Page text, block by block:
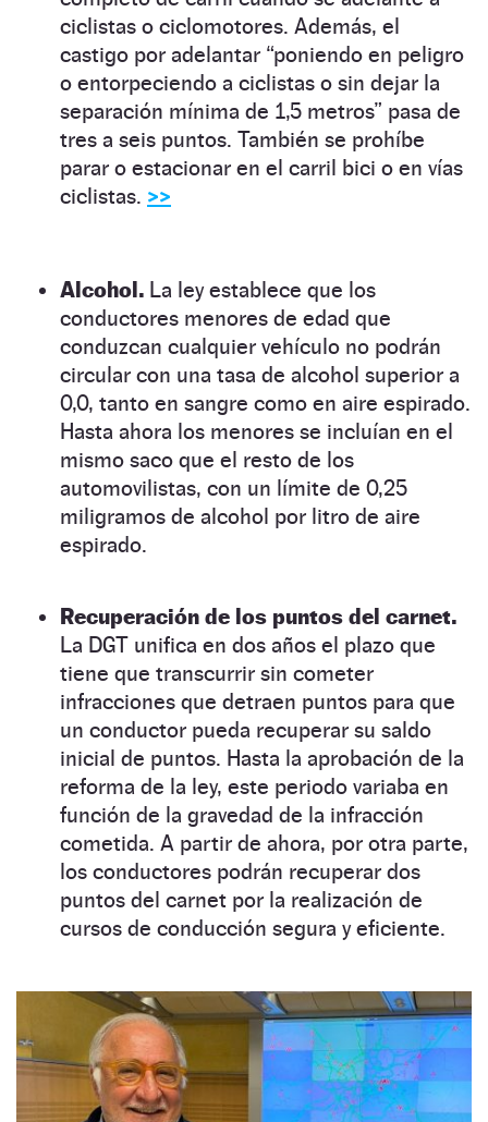
ciclistas o ciclomotores. Además, el
castigo por adelantar “poniendo en peligro
o entorpeciendo a ciclistas o sin dejar la
separación mínima de 1,5 metros” pasa de
tres a seis puntos. También se prohíbe
parar o estacionar en el carril bici o en vías
ciclistas. >>
Alcohol. La ley establece que los
conductores menores de edad que
conduzcan cualquier vehículo no podrán
circular con una tasa de alcohol superior a
0,0, tanto en sangre como en aire espirado.
Hasta ahora los menores se incluían en el
mismo saco que el resto de los
automovilistas, con un límite de 0,25
miligramos de alcohol por litro de aire
espirado.
Recuperación de los puntos del carnet.
La DGT unifica en dos años el plazo que
tiene que transcurrir sin cometer
infracciones que detraen puntos para que
un conductor pueda recuperar su saldo
inicial de puntos. Hasta la aprobación de la
reforma de la ley, este periodo variaba en
función de la gravedad de la infracción
cometida. A partir de ahora, por otra parte,
los conductores podrán recuperar dos
puntos del carnet por la realización de
cursos de conducción segura y eficiente.